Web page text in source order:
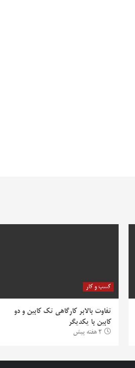
کسب و کار
تفاوت بالابر کارگاهی تک کابین و دو
کابین با یکدیگر
2 هفته پیش